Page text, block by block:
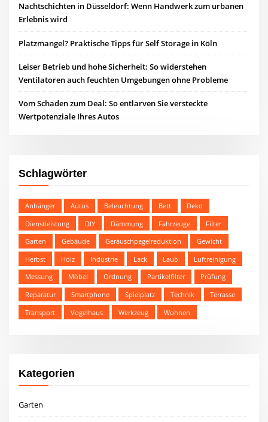
Nachtschichten in Düsseldorf: Wenn Handwerk zum urbanen
Erlebnis wird
Platzmangel? Praktische Tipps für Self Storage in Köln
Leiser Betrieb und hohe Sicherheit: So widerstehen
Ventilatoren auch feuchten Umgebungen ohne Probleme
Vom Schaden zum Deal: So entlarven Sie versteckte
Wertpotenziale Ihres Autos
Schlagwörter
Anhänger Autos Beleuchtung Bett
Deko
Dienstleistung
DIY Dämmung Fahrzeuge
Filter
Garten
Gebäude Geräuschpegelreduktion
Gewicht
Herbst
Holz Industrie Lack Laub
Luftreinigung
Messung
Möbel Ordnung Partikelfilter
Prüfung
Reparatur
Smartphone Spielplatz Technik
Terrasse
Transport
Vogelhaus Werkzeug Wohnen
Kategorien
Garten